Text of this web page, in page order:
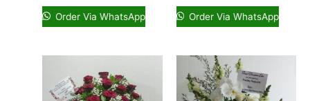
Order Via WhatsApp Order Via WhatsApp